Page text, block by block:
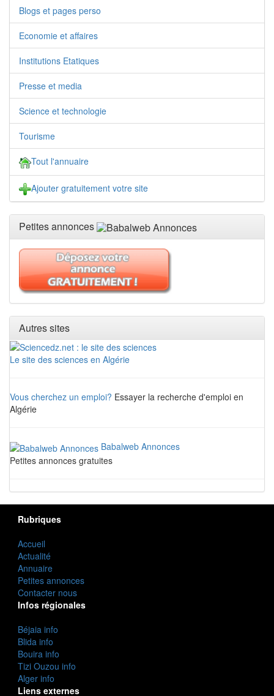
Blogs et pages perso
Economie et affaires
Institutions Etatiques
Presse et media
Science et technologie
Tourisme
Tout l'annuaire
Ajouter gratuitement votre site
Petites annonces
Autres sites
Le site des sciences en Algérie
Vous cherchez un emploi? Essayer la recherche d'emploi en
Algérie
Babalweb Annonces
Petites annonces gratuites
Rubriques
Accueil
Actualité
Annuaire
Petites annonces
Contacter nous
Infos régionales
Béjaia info
Blida info
Bouira info
Tizi Ouzou info
Alger info
Liens externes